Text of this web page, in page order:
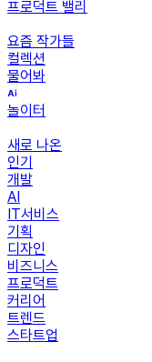
프로덕트 밸리
요즘 작가들
컬렉션
물어봐
놀이터
새로 나온
인기
개발
AI
IT서비스
기획
디자인
비즈니스
프로덕트
커리어
트렌드
스타트업